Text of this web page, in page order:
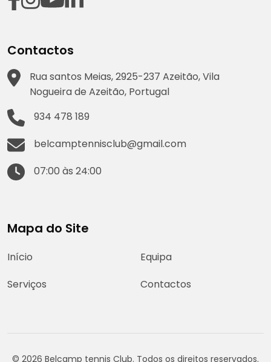
Contactos
Rua santos Meias, 2925-237 Azeitão, Vila
Nogueira de Azeitão, Portugal
934 478 189
belcamptennisclub@gmail.com
07:00 às 24:00
Mapa do Site
Início
Equipa
Serviços
Contactos
© 2026 Belcamp tennis Club. Todos os direitos reservados.